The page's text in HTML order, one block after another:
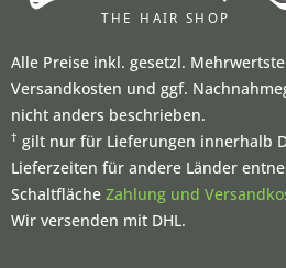
Alle Preise inkl. gesetzl.
Versandkosten und ggf.
nicht anders beschrieben.
† gilt nur für Lieferungen innerhalb
Lieferzeiten für andere Länder
Schaltfläche Zahlung und
Wir versenden mit DHL.